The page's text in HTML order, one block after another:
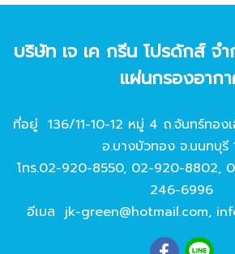
บริษัท เจ เค กรีน โปรดักส์ จํ
แผ่นกรองอาก
ที่อยู่ 136/11-10-12 หมู่ 4 ถ.จันทร์ทอ
อ.บางบัวทอง จ.นนทบุรี
โทร.02-920-8550, 02-920-8802,
246-6996
อีเมล jk-green@hotmail.com,